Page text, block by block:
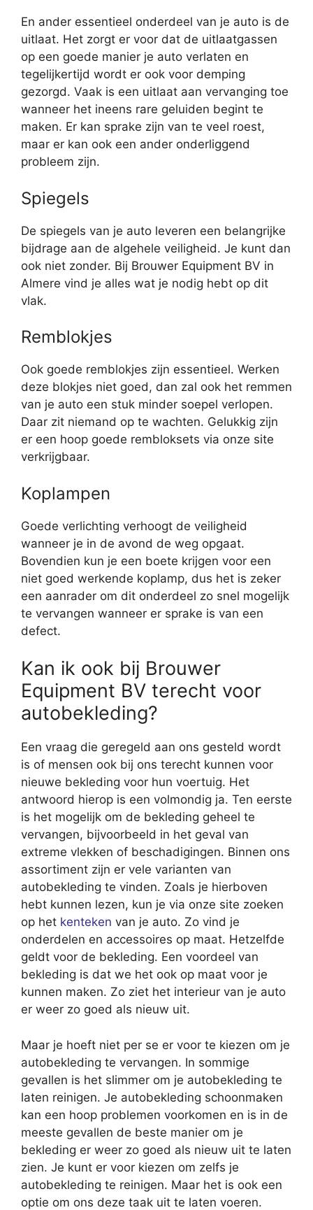
En ander essentieel onderdeel van je auto is de
uitlaat. Het zorgt er voor dat de uitlaatgassen
op een goede manier je auto verlaten en
tegelijkertijd wordt er ook voor demping
gezorgd. Vaak is een uitlaat aan vervanging toe
wanneer het ineens rare geluiden begint te
maken. Er kan sprake zijn van te veel roest,
maar er kan ook een ander onderliggend
probleem zijn.
Spiegels
De spiegels van je auto leveren een belangrijke
bijdrage aan de algehele veiligheid. Je kunt dan
ook niet zonder. Bij Brouwer Equipment BV in
Almere vind je alles wat je nodig hebt op dit
vlak.
Remblokjes
Ook goede remblokjes zijn essentieel. Werken
deze blokjes niet goed, dan zal ook het remmen
van je auto een stuk minder soepel verlopen.
Daar zit niemand op te wachten. Gelukkig zijn
er een hoop goede rembloksets via onze site
verkrijgbaar.
Koplampen
Goede verlichting verhoogt de veiligheid
wanneer je in de avond de weg opgaat.
Bovendien kun je een boete krijgen voor een
niet goed werkende koplamp, dus het is zeker
een aanrader om dit onderdeel zo snel mogelijk
te vervangen wanneer er sprake is van een
defect.
Kan ik ook bij Brouwer
Equipment BV terecht voor
autobekleding?
Een vraag die geregeld aan ons gesteld wordt
is of mensen ook bij ons terecht kunnen voor
nieuwe bekleding voor hun voertuig. Het
antwoord hierop is een volmondig ja. Ten eerste
is het mogelijk om de bekleding geheel te
vervangen, bijvoorbeeld in het geval van
extreme vlekken of beschadigingen. Binnen ons
assortiment zijn er vele varianten van
autobekleding te vinden. Zoals je hierboven
hebt kunnen lezen, kun je via onze site zoeken
op het kenteken van je auto. Zo vind je
onderdelen en accessoires op maat. Hetzelfde
geldt voor de bekleding. Een voordeel van
bekleding is dat we het ook op maat voor je
kunnen maken. Zo ziet het interieur van je auto
er weer zo goed als nieuw uit.
Maar je hoeft niet per se er voor te kiezen om je
autobekleding te vervangen. In sommige
gevallen is het slimmer om je autobekleding te
laten reinigen. Je autobekleding schoonmaken
kan een hoop problemen voorkomen en is in de
meeste gevallen de beste manier om je
bekleding er weer zo goed als nieuw uit te laten
zien. Je kunt er voor kiezen om zelfs je
autobekleding te reinigen. Maar het is ook een
optie om ons deze taak uit te laten voeren.